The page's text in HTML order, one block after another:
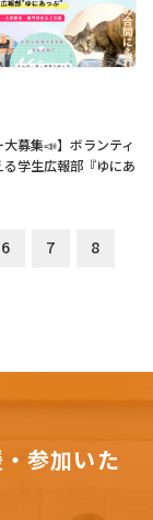
大募集📣】ボランティ
学生広報部『ゆにあ
6 7
8
参加いた